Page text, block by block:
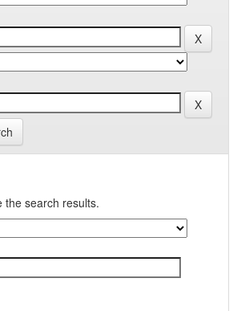
the search results.